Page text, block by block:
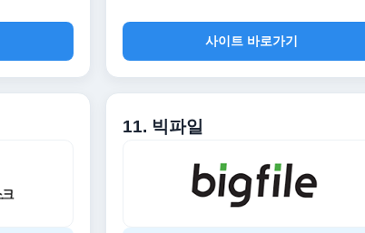
사이트 바로가기
11. 빅파일